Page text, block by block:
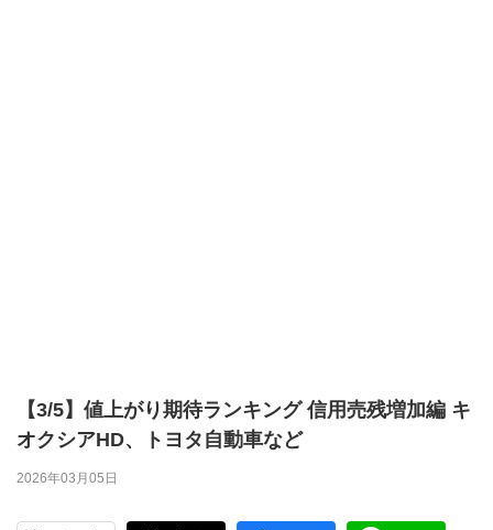
【3/5】値上がり期待ランキング 信用売残増加編 キ
オクシアHD、トヨタ自動車など
2026年03月05日